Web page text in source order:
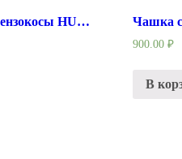
Храповик стартера для бензокосы HUSQVARNA 128R
900.00₽
В